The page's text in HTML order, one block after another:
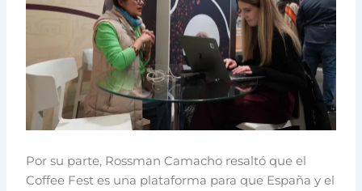
Por su parte, Rossman Camacho resaltó que el
Coffee Fest es una plataforma para que España y el